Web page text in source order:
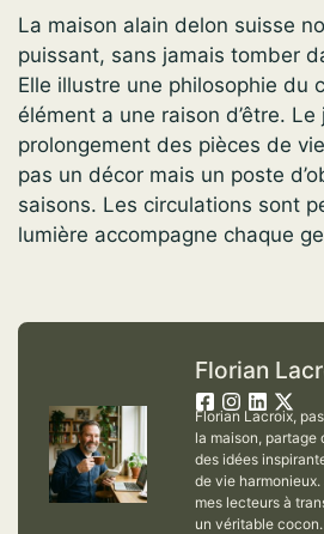
La maison alain delon suisse
puissant, sans jamais tomber
Elle illustre une philosophie du
élément a une raison d’être.
prolongement des pièces de
pas un décor mais un poste
saisons. Les circulations sont
lumière accompagne chaque
Florian
Florian Lacroix,
la maison, partage
des idées
de vie
mes lecteurs à
un véritable